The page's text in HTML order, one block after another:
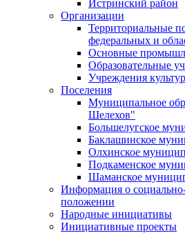
Истринский район
Организации
Территориальные
федеральных и
Основные
Образовательные
Учреждения
Поселения
Муниципальное
Шелехов"
Большелугское
Баклашинское
Олхинское
Подкаменское
Шаманское
Информация о
положении
Народные инициативы
Инициативные проекты